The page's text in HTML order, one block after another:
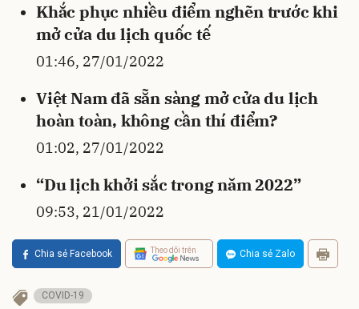
Khắc phục nhiều điểm nghẽn trước khi
mở cửa du lịch quốc tế
01:46, 27/01/2022
Việt Nam đã sẵn sàng mở cửa du lịch
hoàn toàn, không cần thí điểm?
01:02, 27/01/2022
“Du lịch khởi sắc trong năm 2022”
09:53, 21/01/2022
Chia sẻ Facebook Theo dõi trên Chia sẻ Zalo
COVID-19